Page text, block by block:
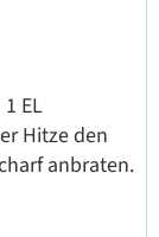
EL
Hitze den
anbraten.